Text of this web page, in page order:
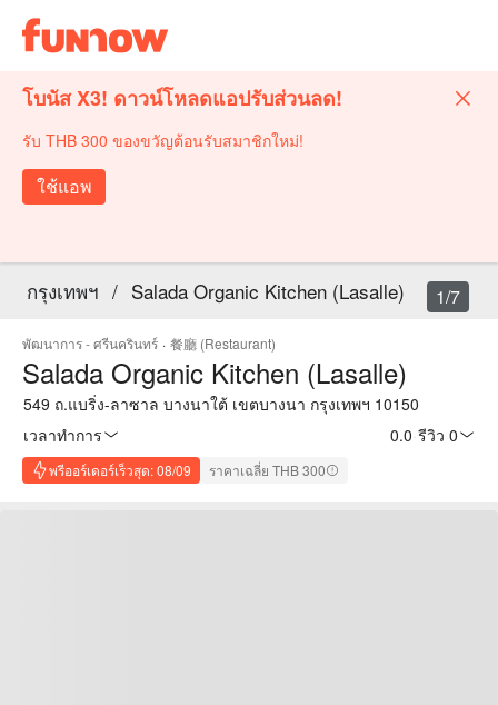
โบนัส X3! ดาวน์โหลดแอปรับส่วนลด!
รับ THB 300 ของขวัญต้อนรับสมาชิกใหม่!
ใช้แอพ
กรุงเทพฯ / Salada Organic Kitchen (Lasalle)
พัฒนาการ - ศรีนครินทร์ · 餐廳 (Restaurant)
Salada Organic Kitchen (Lasalle)
549 ถ.แบริ่ง-ลาซาล บางนาใต้ เขตบางนา กรุงเทพฯ 10150
เวลาทำการ
0.0 รีวิว 0
พรีออร์เดอร์เร็วสุด: 08/09 ราคาเฉลี่ย THB 300
1/7